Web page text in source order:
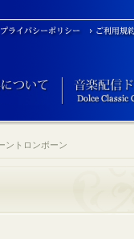
ントロンボーン